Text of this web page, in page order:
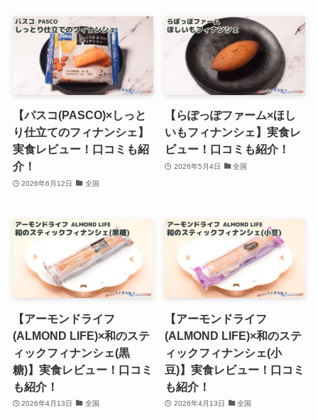
【パスコ(PASCO)×しっと
り仕立てのフィナンシェ】
実食レビュー！口コミも紹
介！
2026年6月12日 全国
【らぽっぽファーム×ほし
いもフィナンシェ】実食レ
ビュー！口コミも紹介！
2026年5月4日 全国
【アーモンドライフ
(ALMOND LIFE)×和のステ
ィックフィナンシェ(黒
糖)】実食レビュー！口コミ
も紹介！
2026年4月13日 全国
【アーモンドライフ
(ALMOND LIFE)×和のステ
ィックフィナンシェ(小
豆)】実食レビュー！口コミ
も紹介！
2026年4月13日 全国